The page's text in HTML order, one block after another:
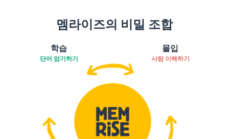
멤라이즈의 비밀 조합
학습
단어 암기하기
몰입
사람 이해하기